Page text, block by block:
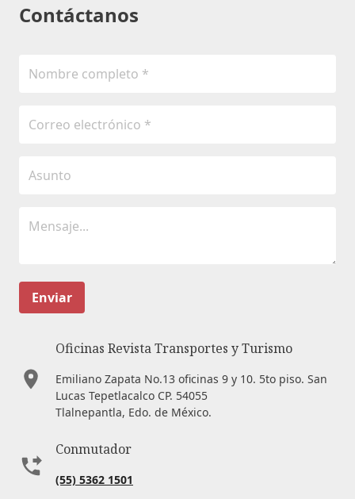
Contáctanos
Enviar
Oficinas Revista Transportes y Turismo
Emiliano Zapata No.13 oficinas 9 y 10. 5to piso. San
Lucas Tepetlacalco CP. 54055
Tlalnepantla, Edo. de México.
Conmutador
(55) 5362 1501